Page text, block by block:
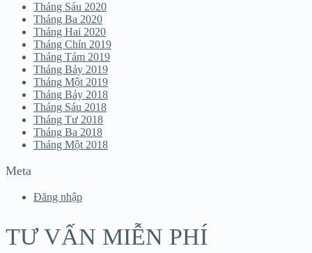
Tháng Sáu 2020
Tháng Ba 2020
Tháng Hai 2020
Tháng Chín 2019
Tháng Tám 2019
Tháng Bảy 2019
Tháng Một 2019
Tháng Bảy 2018
Tháng Sáu 2018
Tháng Tư 2018
Tháng Ba 2018
Tháng Một 2018
Meta
Đăng nhập
TƯ VẤN MIỄN PHÍ